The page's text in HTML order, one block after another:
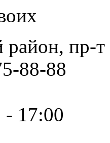
пр-
88-88
- 17:00